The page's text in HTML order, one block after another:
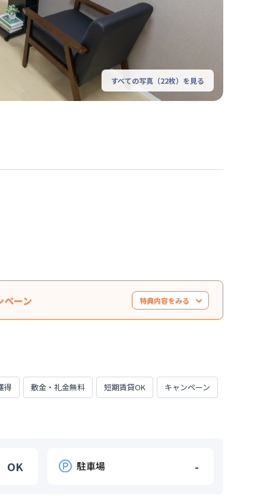
すべての写真（22枚）を見る
ーン 特典内容をみる
得 敷金・礼金無料 短期賃貸OK キャンペーン
OK 駐車場 -